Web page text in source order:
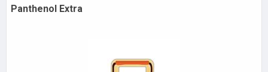
Panthenol Extra